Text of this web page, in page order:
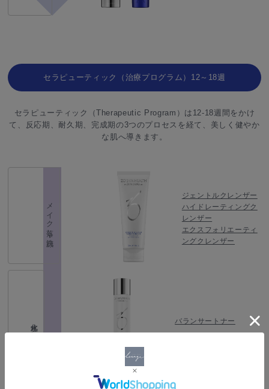
セラピューティック（治療プログラム）12～18週
セラピューティック（Therapeutic Program）は12-18週間をかけ
て、反応期、耐久期、完成期の3つのプロセスを経て、美しく健やか
な肌へ導きます。
メイク落し・洗顔
ジェントルクレンザー
ハイドレーティングク
レンザー
エクスフォリエーティ
ングクレンザー
バランサートナー